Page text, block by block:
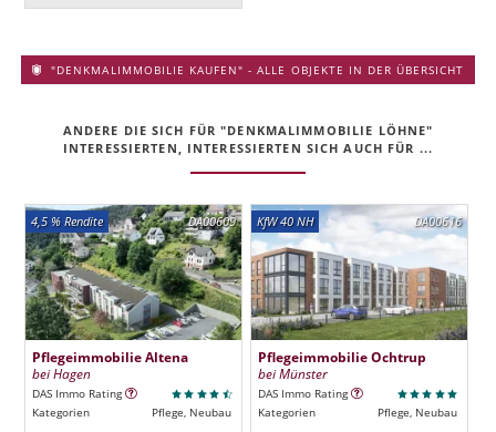
"DENKMALIMMOBILIE KAUFEN" - ALLE OBJEKTE IN DER ÜBERSICHT
ANDERE DIE SICH FÜR "DENKMALIMMOBILIE LÖHNE"
INTERESSIERTEN, INTERESSIERTEN SICH AUCH FÜR ...
DA00609
4,5 % Rendite
Pflegeimmobilie Altena
bei Hagen
DAS Immo Rating
Kategorien
Pflege, Neubau
DA00616
KfW 40 NH
Pflegeimmobilie Ochtrup
bei Münster
DAS Immo Rating
Kategorien
Pflege, Neubau